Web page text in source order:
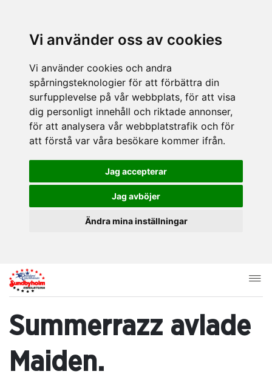
Vi använder oss av cookies
Vi använder cookies och andra
spårningsteknologier för att förbättra din
surfupplevelse på vår webbplats, för att visa
dig personligt innehåll och riktade annonser,
för att analysera vår webbplatstrafik och för
att förstå var våra besökare kommer ifrån.
Jag accepterar
Jag avböjer
Ändra mina inställningar
Summerrazz avlade
Maiden.